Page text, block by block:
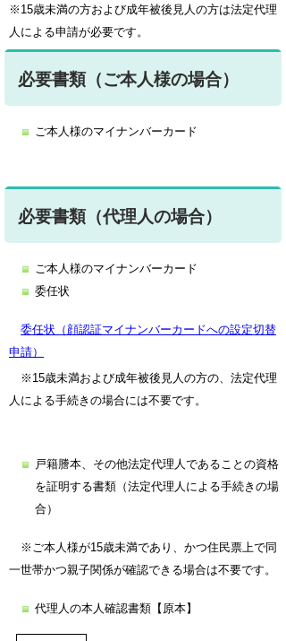
※15歳未満の方および成年被後見人の方は法定代理
人による申請が必要です。
必要書類（ご本人様の場合）
ご本人様のマイナンバーカード
必要書類（代理人の場合）
ご本人様のマイナンバーカード
委任状
委任状（顔認証マイナンバーカードへの設定切替
申請）
※15歳未満および成年被後見人の方の、法定代理
人による手続きの場合には不要です。
戸籍謄本、その他法定代理人であることの資格
を証明する書類（法定代理人による手続きの場
合）
※ご本人様が15歳未満であり、かつ住民票上で同
一世帯かつ親子関係が確認できる場合は不要です。
代理人の本人確認書類【原本】